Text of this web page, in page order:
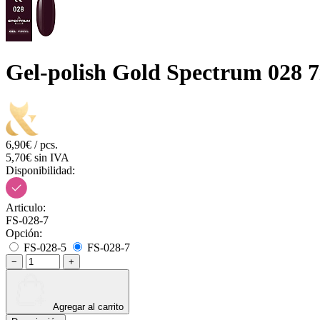
Gel-polish Gold Spectrum 028
6,90€ / pcs.
5,70€ sin IVA
Disponibilidad:
Articulo:
FS-028-7
Opción:
FS-028-5
FS-028-7
− +
Agregar al carrito